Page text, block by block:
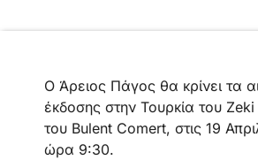
Ο Άρειος Πάγος θα κρίνει τα
έκδοσης στην Τουρκία του
του Bulent Comert, στις 19
ώρα 9:30.